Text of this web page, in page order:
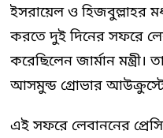
ইসরায়েল ও হিজবুল্লাহর
করতে দুই দিনের সফরে
করেছিলেন জার্মান মন্ত্রী।
আসমুন্ড গ্রোভার
এই সফরে লেবাননের